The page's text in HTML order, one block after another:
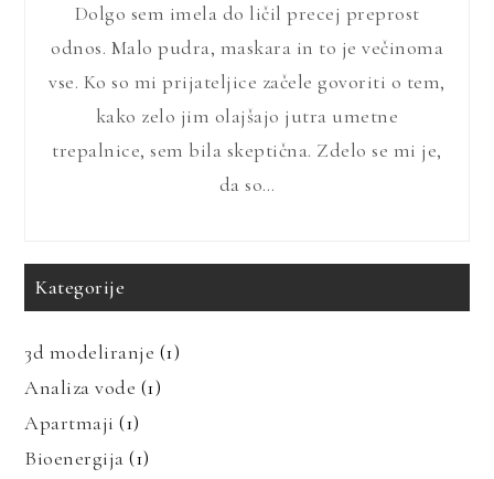
Dolgo sem imela do ličil precej preprost
odnos. Malo pudra, maskara in to je večinoma
vse. Ko so mi prijateljice začele govoriti o tem,
kako zelo jim olajšajo jutra umetne
trepalnice, sem bila skeptična. Zdelo se mi je,
da so…
Kategorije
3d modeliranje (1)
Analiza vode (1)
Apartmaji (1)
Bioenergija (1)